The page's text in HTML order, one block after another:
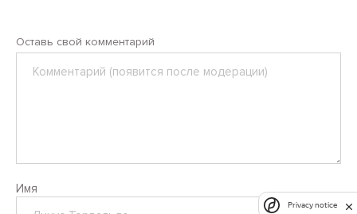
Оставь свой комментарий
Имя
Privacy notice